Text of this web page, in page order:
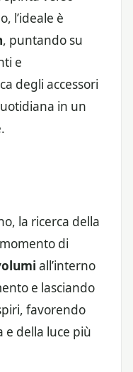
l’ideale è
, puntando su
e
degli accessori
in un
la ricerca della
di
all’interno
e lasciando
favorendo
e della luce più